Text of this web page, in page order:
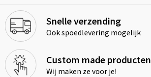
Snelle verzending
Ook spoedlevering mogelijk
Custom made producten
Wij maken ze voor je!